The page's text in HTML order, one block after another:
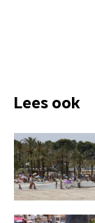
Lees ook